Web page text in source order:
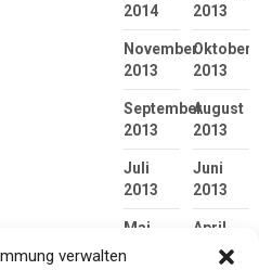
2014
2013
November
2013
Oktober
2013
September
2013
August
2013
Juli
2013
Juni
2013
Mai
2013
April
2013
verwalten